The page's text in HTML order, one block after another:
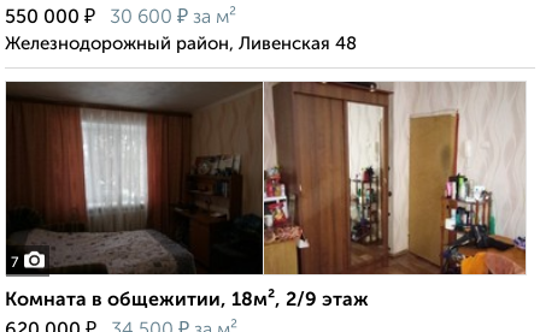
550 000 ₽ 30 600 ₽ за м²
Железнодорожный район, Ливенская 48
7
Комната в общежитии, 18м², 2/9 этаж